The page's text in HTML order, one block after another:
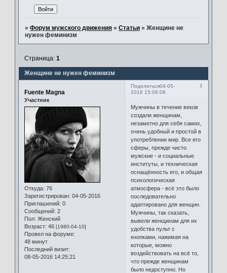
» Форум мужского движения » Статьи » Женщине не
нужен феминизм
Женщине не нужен феминизм
Страница: 1
Поделиться 1
04-05-
2016 15:06:08
Fuente Magna
Участник
Откуда: 76
Зарегистрирован: 04-05-2016
Приглашений: 0
Сообщений: 2
Пол: Женский
Возраст: 46 [1980-04-10]
Провел на форуме:
48 минут
Последний визит:
08-05-2016 14:25:21
Мужчины в течение веков
создали женщинам,
незаметно для себя самих,
очень удобный и простой в
употреблении мир. Все его
сферы, прежде чисто
мужские - и социальные
институты, и техническая
оснащённость его, и общая
психологическая
атмосфера - всё это было
последовательно
адаптировано для женщин.
Мужчины, так сказать,
вывели женщинам для их
удобства пульт с
кнопками, нажимая на
которые, можно
воздействовать на всё то,
что прежде женщинам
было недоступно. Но